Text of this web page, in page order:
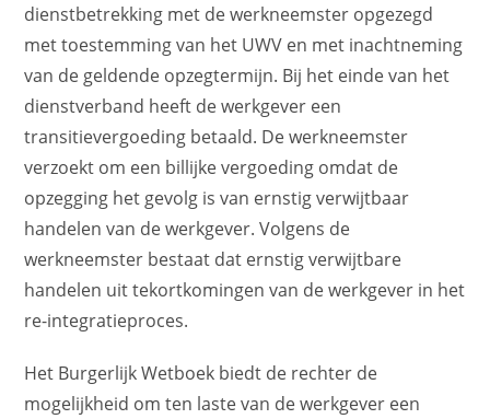
dienstbetrekking met de werkneemster opgezegd
met toestemming van het UWV en met inachtneming
van de geldende opzegtermijn. Bij het einde van het
dienstverband heeft de werkgever een
transitievergoeding betaald. De werkneemster
verzoekt om een billijke vergoeding omdat de
opzegging het gevolg is van ernstig verwijtbaar
handelen van de werkgever. Volgens de
werkneemster bestaat dat ernstig verwijtbare
handelen uit tekortkomingen van de werkgever in het
re-integratieproces.
Het Burgerlijk Wetboek biedt de rechter de
mogelijkheid om ten laste van de werkgever een